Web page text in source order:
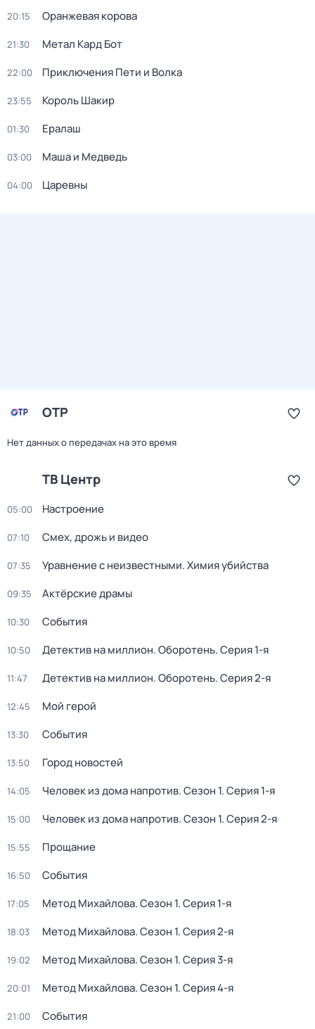
20:15 Оранжевая корова
21:30 Метал Кард Бот
22:00 Приключения Пети и Волка
23:55 Король Шакир
01:30 Ералаш
03:00 Маша и Медведь
04:00 Царевны
ОТР
Нет данных о передачах на это время
ТВ Центр
05:00 Настроение
07:10 Смех, дрожь и видео
07:35 Уравнение с неизвестными. Химия убийства
09:35 Актёрские драмы
10:30 События
10:50 Детектив на миллион. Оборотень. Серия 1-я
11:47 Детектив на миллион. Оборотень. Серия 2-я
12:45 Мой герой
13:30 События
13:50 Город новостей
14:05 Человек из дома напротив. Сезон 1. Серия 1-я
15:00 Человек из дома напротив. Сезон 1. Серия 2-я
15:55 Прощание
16:50 События
17:05 Метод Михайлова. Сезон 1. Серия 1-я
18:03 Метод Михайлова. Сезон 1. Серия 2-я
19:02 Метод Михайлова. Сезон 1. Серия 3-я
20:01 Метод Михайлова. Сезон 1. Серия 4-я
21:00 События